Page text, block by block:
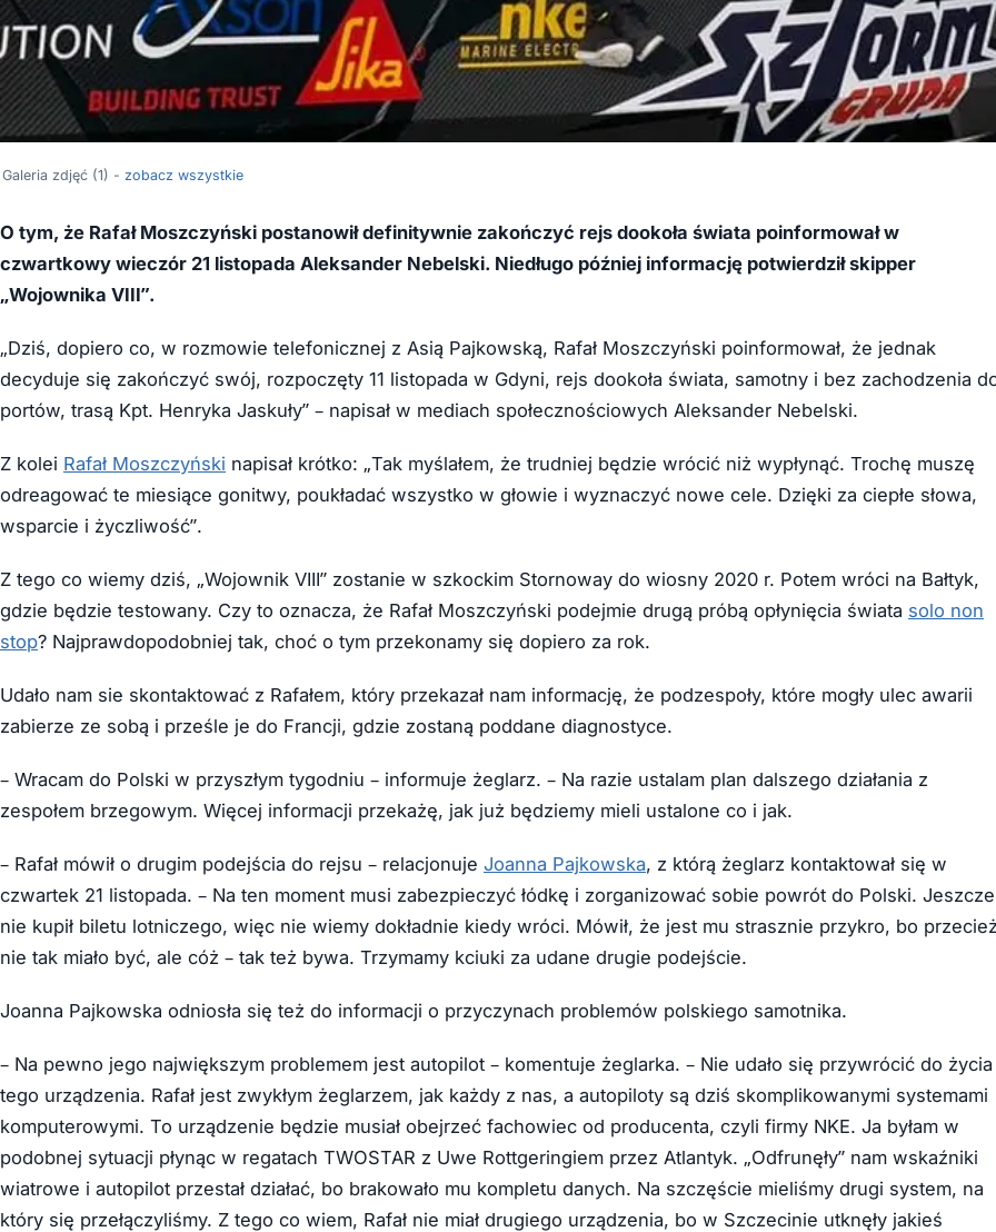
Galeria zdjęć (1) - zobacz wszystkie
O tym, że Rafał Moszczyński postanowił definitywnie zakończyć rejs dookoła świata poinformował w
czwartkowy wieczór 21 listopada Aleksander Nebelski. Niedługo później informację potwierdził skipper
„Wojownika VIII”.
„Dziś, dopiero co, w rozmowie telefonicznej z Asią Pajkowską, Rafał Moszczyński poinformował, że jednak
decyduje się zakończyć swój, rozpoczęty 11 listopada w Gdyni, rejs dookoła świata, samotny i bez zachodzenia
portów, trasą Kpt. Henryka Jaskuły” – napisał w mediach społecznościowych Aleksander Nebelski.
Z kolei Rafał Moszczyński napisał krótko: „Tak myślałem, że trudniej będzie wrócić niż wypłynąć. Trochę muszę
odreagować te miesiące gonitwy, poukładać wszystko w głowie i wyznaczyć nowe cele. Dzięki za ciepłe słowa,
wsparcie i życzliwość”.
Z tego co wiemy dziś, „Wojownik VIII” zostanie w szkockim Stornoway do wiosny 2020 r. Potem wróci na Bałtyk,
gdzie będzie testowany. Czy to oznacza, że Rafał Moszczyński podejmie drugą próbą opłynięcia świata solo non
stop? Najprawdopodobniej tak, choć o tym przekonamy się dopiero za rok.
Udało nam sie skontaktować z Rafałem, który przekazał nam informację, że podzespoły, które mogły ulec awarii
zabierze ze sobą i prześle je do Francji, gdzie zostaną poddane diagnostyce.
– Wracam do Polski w przyszłym tygodniu – informuje żeglarz. – Na razie ustalam plan dalszego działania z
zespołem brzegowym. Więcej informacji przekażę, jak już będziemy mieli ustalone co i jak.
– Rafał mówił o drugim podejścia do rejsu – relacjonuje Joanna Pajkowska, z którą żeglarz kontaktował się w
czwartek 21 listopada. – Na ten moment musi zabezpieczyć łódkę i zorganizować sobie powrót do Polski. Jeszcze
nie kupił biletu lotniczego, więc nie wiemy dokładnie kiedy wróci. Mówił, że jest mu strasznie przykro, bo
nie tak miało być, ale cóż – tak też bywa. Trzymamy kciuki za udane drugie podejście.
Joanna Pajkowska odniosła się też do informacji o przyczynach problemów polskiego samotnika.
– Na pewno jego największym problemem jest autopilot – komentuje żeglarka. – Nie udało się przywrócić do życia
tego urządzenia. Rafał jest zwykłym żeglarzem, jak każdy z nas, a autopiloty są dziś skomplikowanymi systemami
komputerowymi. To urządzenie będzie musiał obejrzeć fachowiec od producenta, czyli firmy NKE. Ja byłam w
podobnej sytuacji płynąc w regatach TWOSTAR z Uwe Rottgeringiem przez Atlantyk. „Odfrunęły” nam wskaźniki
wiatrowe i autopilot przestał działać, bo brakowało mu kompletu danych. Na szczęście mieliśmy drugi system, na
który się przełączyliśmy. Z tego co wiem, Rafał nie miał drugiego urządzenia, bo w Szczecinie utknęły jakieś